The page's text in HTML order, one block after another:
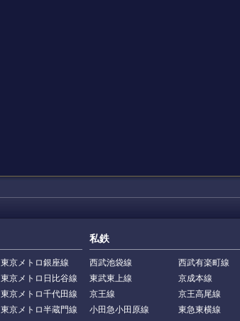
東京メトロ銀座線
東京メトロ日比谷線
東京メトロ千代田線
東京メトロ半蔵門線
私鉄
西武池袋線 西武有楽町線
東武東上線
京成本線
京王線
京王高尾線
小田急小田原線
東急東横線